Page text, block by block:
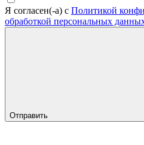
Я согласен(-а) с Политикой
обработкой персональных
Отправить